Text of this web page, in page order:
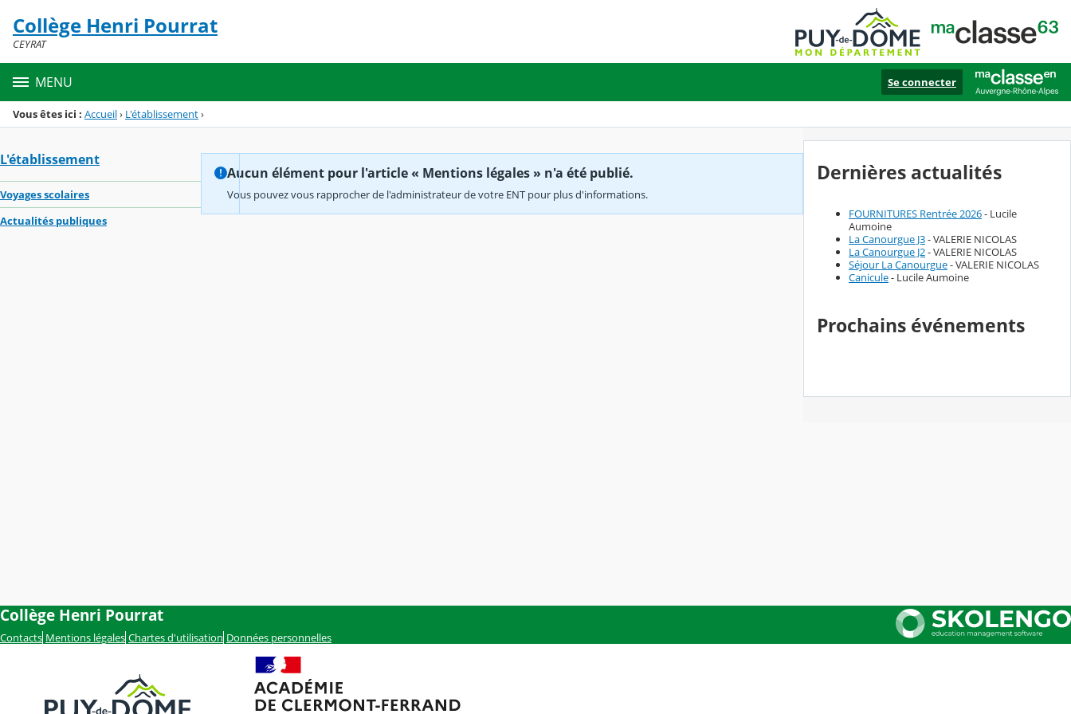
Menu de la rubrique
Contenu
Collège Henri Pourrat
CEYRAT
MENU Se connecter
Vous êtes ici : Accueil› L'établissement›
L'établissement
Voyages scolaires
Actualités publiques
Aucun élément pour l'article « Mentions légales » n'a été publié.
Vous pouvez vous rapprocher de l'administrateur de votre ENT pour plus d'informations.
Dernières actualités
FOURNITURES Rentrée 2026- Lucile
Aumoine
La Canourgue J3- VALERIE NICOLAS
La Canourgue J2- VALERIE NICOLAS
Séjour La Canourgue- VALERIE NICOLAS
Canicule- Lucile Aumoine
Prochains événements
Collège Henri Pourrat
Contacts Mentions légales Chartes d'utilisation Données personnelles